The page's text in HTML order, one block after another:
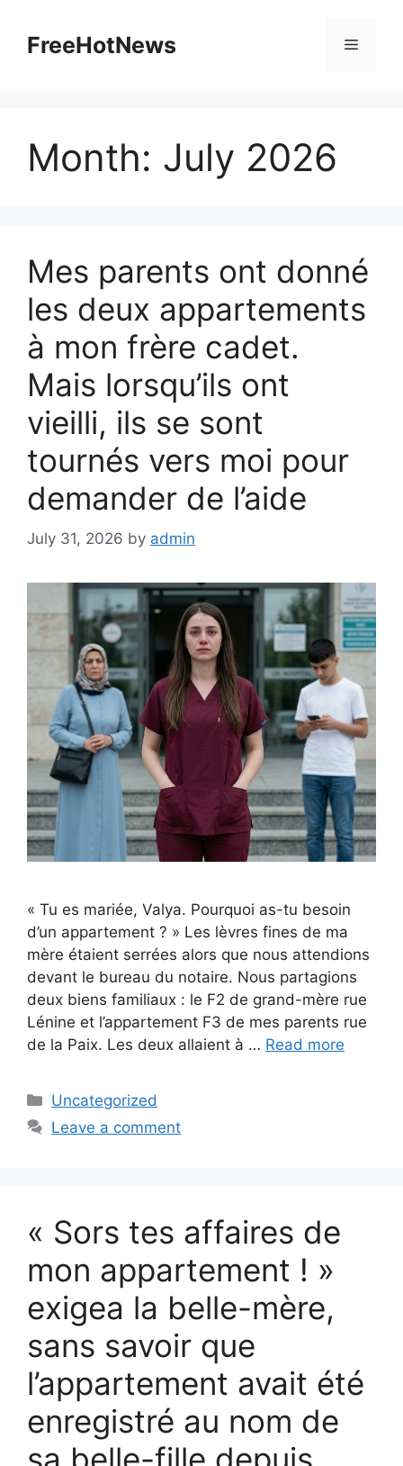
contentFreeHotNews Menu
Month: July 2026
Mes parents ont donné
les deux appartements
à mon frère cadet.
Mais lorsqu’ils ont
vieilli, ils se sont
tournés vers moi pour
demander de l’aide
July 31, 2026 by admin
« Tu es mariée, Valya. Pourquoi as-tu besoin
d’un appartement ? » Les lèvres fines de ma
mère étaient serrées alors que nous attendions
devant le bureau du notaire. Nous partagions
deux biens familiaux : le F2 de grand-mère rue
Lénine et l’appartement F3 de mes parents rue
de la Paix. Les deux allaient à … Read more
Categories
Uncategorized
Leave a comment
« Sors tes affaires de
mon appartement ! »
exigea la belle-mère,
sans savoir que
l’appartement avait été
enregistré au nom de